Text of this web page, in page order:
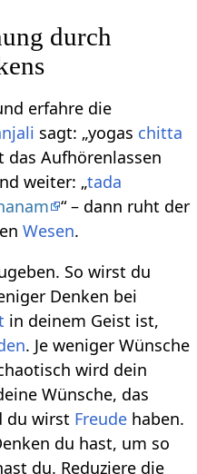
durch
erfahre die
sagt: „yogas chitta
das Aufhörenlassen
weiter: „tada
“ – dann ruht der
Wesen.
So wirst du
Denken bei
in deinem Geist ist,
. Je weniger Wünsche
wird dein
Wünsche, das
du wirst Freude haben.
du hast, um so
du. Reduziere die